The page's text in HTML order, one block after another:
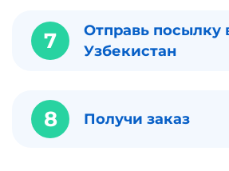
7
Отправь посылку
Узбекистан
8 Получи заказ